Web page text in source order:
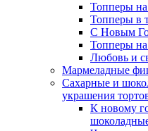
Топперы на
Топперы в
С Новым
Топперы на
Любовь и
Мармеладные
Сахарные и
украшения
К новому